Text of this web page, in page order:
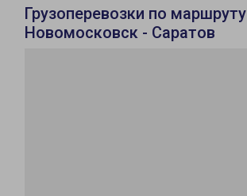
Грузоперевозки по маршруту
Новомосковск - Саратов